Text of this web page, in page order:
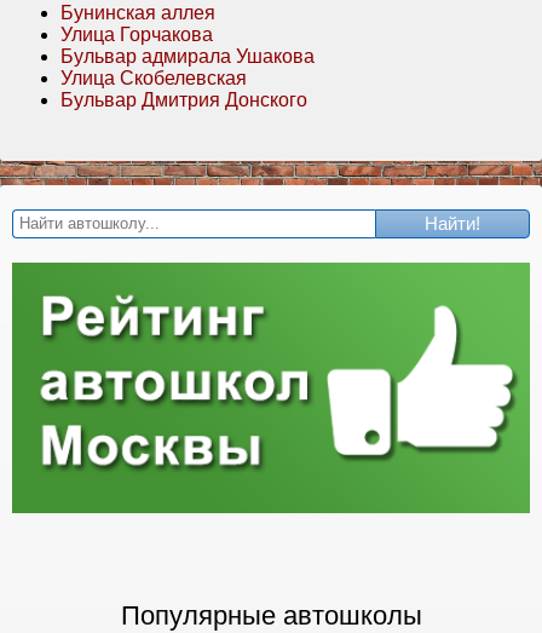
Бунинская аллея
Улица Горчакова
Бульвар адмирала Ушакова
Улица Скобелевская
Бульвар Дмитрия Донского
Найти!
Популярные автошколы